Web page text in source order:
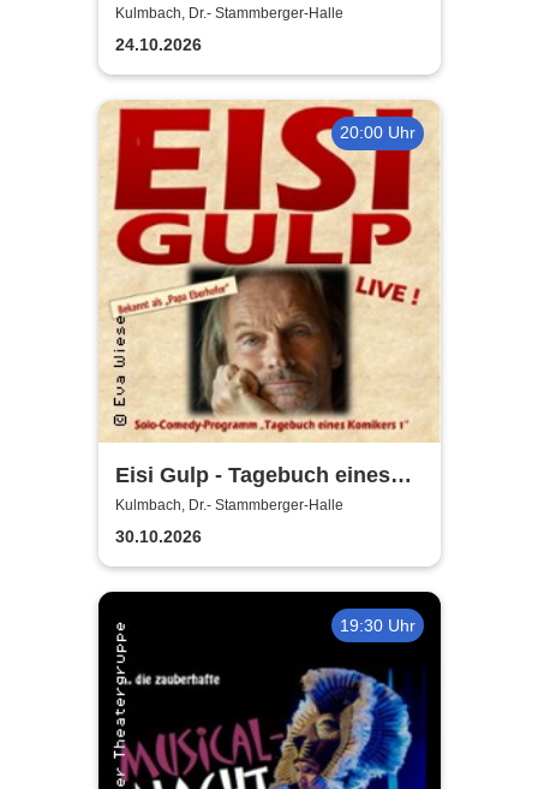
viel Geschiss
Kulmbach, Dr.- Stammberger-Halle
24.10.2026
20:00 Uhr
Eisi Gulp - Tagebuch eines
Komikers 1
Kulmbach, Dr.- Stammberger-Halle
30.10.2026
19:30 Uhr